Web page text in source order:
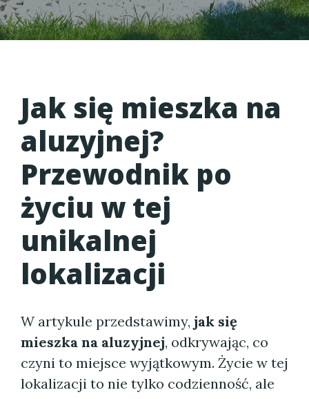
Jak się mieszka na
aluzyjnej?
Przewodnik po
życiu w tej
unikalnej
lokalizacji
W artykule przedstawimy, jak się
mieszka na aluzyjnej, odkrywając, co
czyni to miejsce wyjątkowym. Życie w tej
lokalizacji to nie tylko codzienność, ale